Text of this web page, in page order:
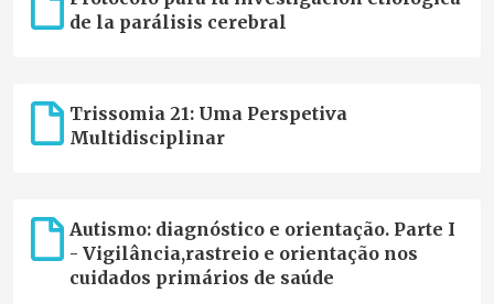
integrar a Plataforma Europeia de Registos de Doenças
Raras."
de la parálisis cerebral
Trissomia 21: Uma Perspetiva
Multidisciplinar
Autismo: diagnóstico e orientação. Parte I
- Vigilância,rastreio e orientação nos
cuidados primários de saúde